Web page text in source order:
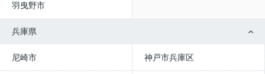
羽曳野市
兵庫県
尼崎市 神戸市兵庫区